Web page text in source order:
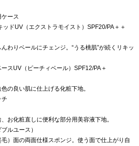
ース
ドUV（エクストラモイスト）SPF20/PA＋＋
わりベールにチェンジ。“うる桃肌”が続くリキッ
スUV（ピーチィベール）SPF12/PA＋
の良い肌に仕上げる化粧下地。
お化粧直しに便利な部分用美容液下地。
ルユース）
）面の両面仕様スポンジ。使う面で仕上がり自